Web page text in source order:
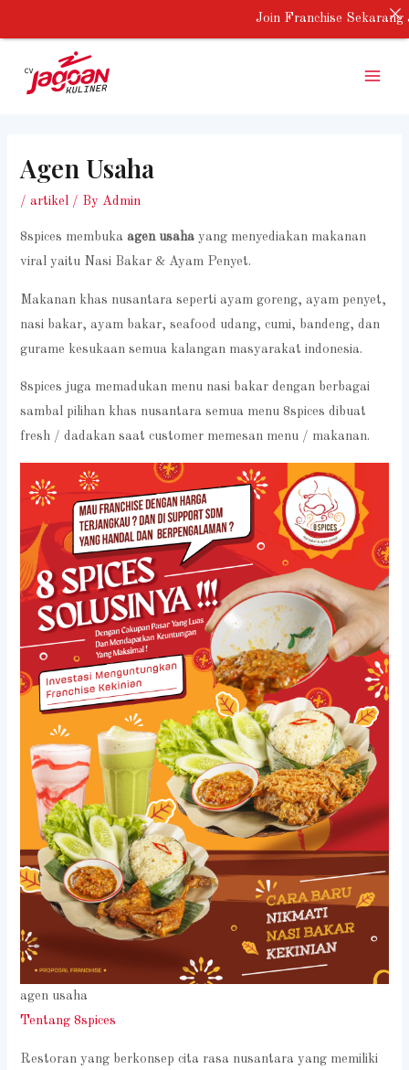
to
Menu
Agen Usaha
/artikel / ByAdmin
8spices membuka agen usaha yang menyediakan makanan
viral yaitu Nasi Bakar & Ayam Penyet.
Makanan khas nusantara seperti ayam goreng, ayam penyet,
nasi bakar, ayam bakar, seafood udang, cumi, bandeng, dan
gurame kesukaan semua kalangan masyarakat indonesia.
8spices juga memadukan menu nasi bakar dengan berbagai
sambal pilihan khas nusantara semua menu 8spices dibuat
fresh / dadakan saat customer memesan menu / makanan.
agen usaha
Tentang 8spices
Restoran yang berkonsep cita rasa nusantara yang memiliki
Join Franchise Sekarang